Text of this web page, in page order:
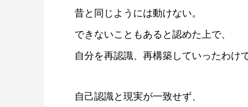
昔と同じようには動けない。
できないこともあると認めた上で、
自分を再認識、再構築していったわけで
自己認識と現実が一致せず、